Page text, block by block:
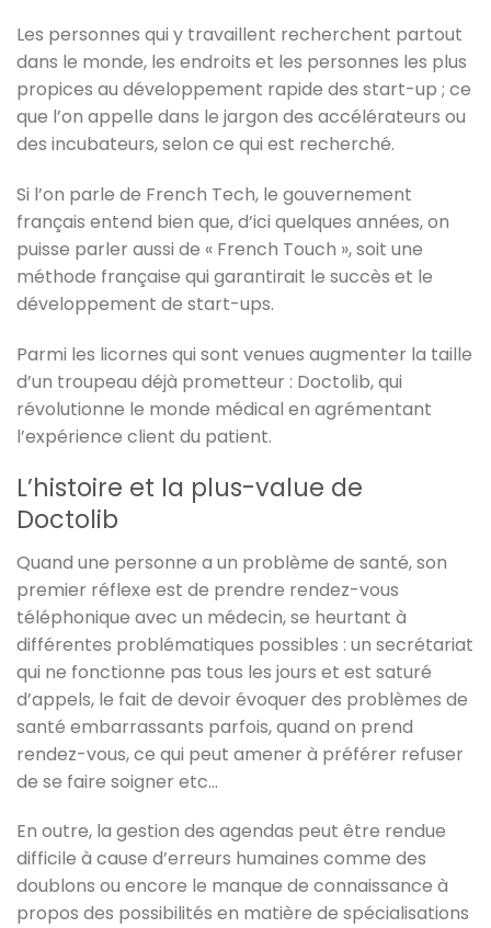
Les personnes qui y travaillent recherchent partout
dans le monde, les endroits et les personnes les plus
propices au développement rapide des start-up ; ce
que l’on appelle dans le jargon des accélérateurs ou
des incubateurs, selon ce qui est recherché.
Si l’on parle de French Tech, le gouvernement
français entend bien que, d’ici quelques années, on
puisse parler aussi de « French Touch », soit une
méthode française qui garantirait le succès et le
développement de start-ups.
Parmi les licornes qui sont venues augmenter la taille
d’un troupeau déjà prometteur : Doctolib, qui
révolutionne le monde médical en agrémentant
l’expérience client du patient.
L’histoire et la plus-value de
Doctolib
Quand une personne a un problème de santé, son
premier réflexe est de prendre rendez-vous
téléphonique avec un médecin, se heurtant à
différentes problématiques possibles : un secrétariat
qui ne fonctionne pas tous les jours et est saturé
d’appels, le fait de devoir évoquer des problèmes de
santé embarrassants parfois, quand on prend
rendez-vous, ce qui peut amener à préférer refuser
de se faire soigner etc…
En outre, la gestion des agendas peut être rendue
difficile à cause d’erreurs humaines comme des
doublons ou encore le manque de connaissance à
propos des possibilités en matière de spécialisations